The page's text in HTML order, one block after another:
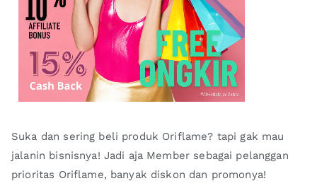
Suka dan sering beli produk Oriflame? tapi gak mau
jalanin bisnisnya! Jadi aja Member sebagai pelanggan
prioritas Oriflame, banyak diskon dan promonya!